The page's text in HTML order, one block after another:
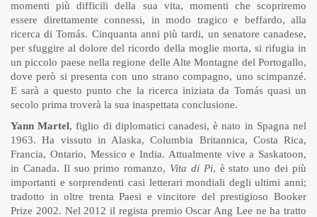
momenti più difficili della sua vita, momenti che scopriremo
essere direttamente connessi, in modo tragico e beffardo, alla
ricerca di Tomás. Cinquanta anni più tardi, un senatore canadese,
per sfuggire al dolore del ricordo della moglie morta, si rifugia in
un piccolo paese nella regione delle Alte Montagne del Portogallo,
dove però si presenta con uno strano compagno, uno scimpanzé.
E sarà a questo punto che la ricerca iniziata da Tomás quasi un
secolo prima troverà la sua inaspettata conclusione.
Yann Martel, figlio di diplomatici canadesi, è nato in Spagna nel
1963. Ha vissuto in Alaska, Columbia Britannica, Costa Rica,
Francia, Ontario, Messico e India. Attualmente vive a Saskatoon,
in Canada. Il suo primo romanzo, Vita di Pi, è stato uno dei più
importanti e sorprendenti casi letterari mondiali degli ultimi anni;
tradotto in oltre trenta Paesi e vincitore del prestigioso Booker
Prize 2002. Nel 2012 il regista premio Oscar Ang Lee ne ha tratto